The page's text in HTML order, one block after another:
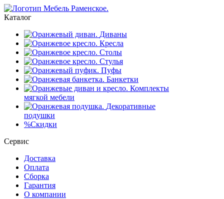
Каталог
Диваны
Кресла
Столы
Стулья
Пуфы
Банкетки
Комплекты
мягкой мебели
Декоративные
подушки
%Скидки
Сервис
Доставка
Оплата
Сборка
Гарантия
О компании